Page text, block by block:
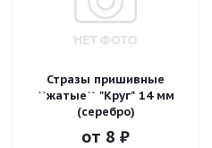
Стразы пришивные
``жатые`` "Круг" 14 мм
(серебро)
от 8 ₽